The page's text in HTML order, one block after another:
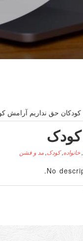
حق نداریم آرامش
,خانواده,کودک, مد و فشن
No